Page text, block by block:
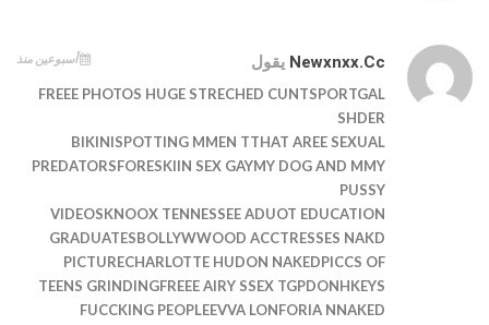
Newxnxx.cc يقول أسبوعين منذ
FREEE PHOTOS HUGE STRECHED CUNTSPORTGAL
SHDER
BIKINISPOTTING MMEN TTHAT AREE SEXUAL
PREDATORSFORESKIIN SEX GAYMY DOG AND MMY
PUSSY
VIDEOSKNOOX TENNESSEE ADUOT EDUCATION
GRADUATESBOLLYWWOOD ACCTRESSES NAKD
PICTURECHARLOTTE HUDON NAKEDPICCS OF
TEENS GRINDINGFREEE AIRY SSEX TGPDONHKEYS
FUCCKING PEOPLEEVVA LONFORIA NNAKED